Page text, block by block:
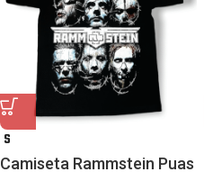
S
Camiseta Rammstein Puas